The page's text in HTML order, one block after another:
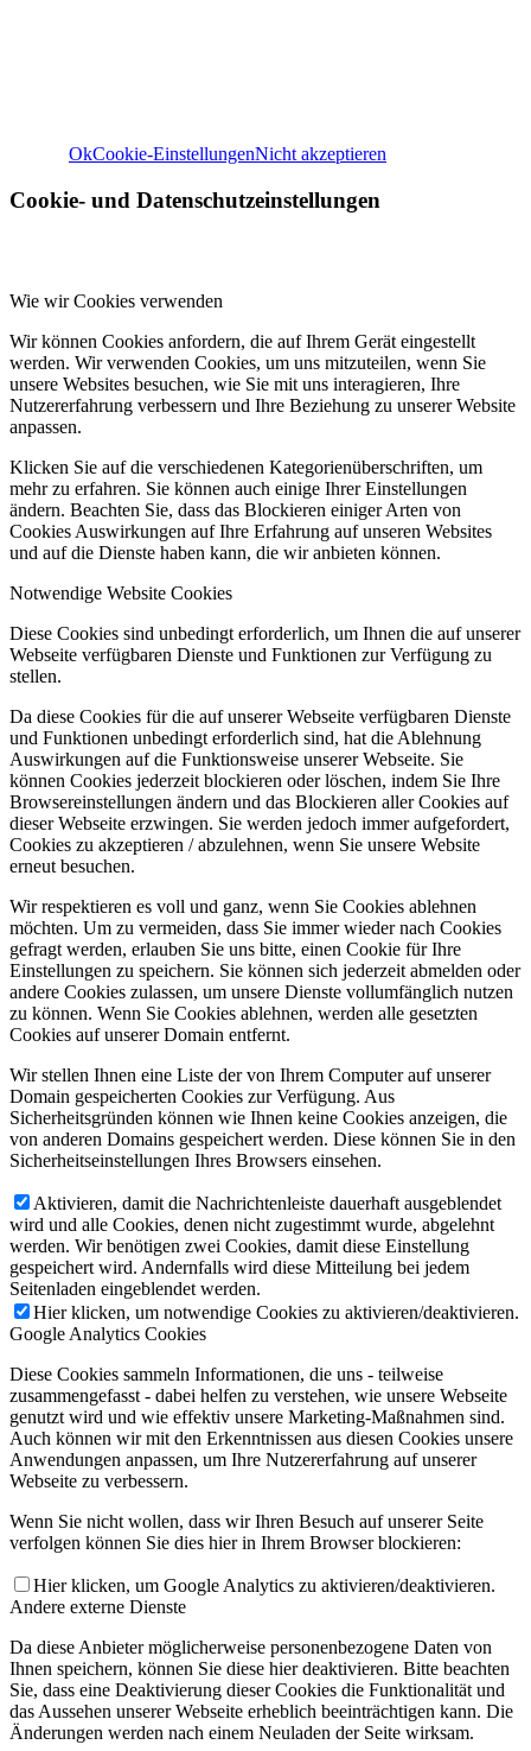
OkCookie-EinstellungenNicht akzeptieren
Cookie- und Datenschutzeinstellungen
Wie wir Cookies verwenden
Wir können Cookies anfordern, die auf Ihrem Gerät eingestellt
werden. Wir verwenden Cookies, um uns mitzuteilen, wenn Sie
unsere Websites besuchen, wie Sie mit uns interagieren, Ihre
Nutzererfahrung verbessern und Ihre Beziehung zu unserer Website
anpassen.
Klicken Sie auf die verschiedenen Kategorienüberschriften, um
mehr zu erfahren. Sie können auch einige Ihrer Einstellungen
ändern. Beachten Sie, dass das Blockieren einiger Arten von
Cookies Auswirkungen auf Ihre Erfahrung auf unseren Websites
und auf die Dienste haben kann, die wir anbieten können.
Notwendige Website Cookies
Diese Cookies sind unbedingt erforderlich, um Ihnen die auf unserer
Webseite verfügbaren Dienste und Funktionen zur Verfügung zu
stellen.
Da diese Cookies für die auf unserer Webseite verfügbaren Dienste
und Funktionen unbedingt erforderlich sind, hat die Ablehnung
Auswirkungen auf die Funktionsweise unserer Webseite. Sie
können Cookies jederzeit blockieren oder löschen, indem Sie Ihre
Browsereinstellungen ändern und das Blockieren aller Cookies auf
dieser Webseite erzwingen. Sie werden jedoch immer aufgefordert,
Cookies zu akzeptieren / abzulehnen, wenn Sie unsere Website
erneut besuchen.
Wir respektieren es voll und ganz, wenn Sie Cookies ablehnen
möchten. Um zu vermeiden, dass Sie immer wieder nach Cookies
gefragt werden, erlauben Sie uns bitte, einen Cookie für Ihre
Einstellungen zu speichern. Sie können sich jederzeit abmelden oder
andere Cookies zulassen, um unsere Dienste vollumfänglich nutzen
zu können. Wenn Sie Cookies ablehnen, werden alle gesetzten
Cookies auf unserer Domain entfernt.
Wir stellen Ihnen eine Liste der von Ihrem Computer auf unserer
Domain gespeicherten Cookies zur Verfügung. Aus
Sicherheitsgründen können wie Ihnen keine Cookies anzeigen, die
von anderen Domains gespeichert werden. Diese können Sie in den
Sicherheitseinstellungen Ihres Browsers einsehen.
Aktivieren, damit die Nachrichtenleiste dauerhaft ausgeblendet
wird und alle Cookies, denen nicht zugestimmt wurde, abgelehnt
werden. Wir benötigen zwei Cookies, damit diese Einstellung
gespeichert wird. Andernfalls wird diese Mitteilung bei jedem
Seitenladen eingeblendet werden.
Hier klicken, um notwendige Cookies zu aktivieren/deaktivieren.
Google Analytics Cookies
Diese Cookies sammeln Informationen, die uns - teilweise
zusammengefasst - dabei helfen zu verstehen, wie unsere Webseite
genutzt wird und wie effektiv unsere Marketing-Maßnahmen sind.
Auch können wir mit den Erkenntnissen aus diesen Cookies unsere
Anwendungen anpassen, um Ihre Nutzererfahrung auf unserer
Webseite zu verbessern.
Wenn Sie nicht wollen, dass wir Ihren Besuch auf unserer Seite
verfolgen können Sie dies hier in Ihrem Browser blockieren:
Hier klicken, um Google Analytics zu aktivieren/deaktivieren.
Andere externe Dienste
Da diese Anbieter möglicherweise personenbezogene Daten von
Ihnen speichern, können Sie diese hier deaktivieren. Bitte beachten
Sie, dass eine Deaktivierung dieser Cookies die Funktionalität und
das Aussehen unserer Webseite erheblich beeinträchtigen kann. Die
Änderungen werden nach einem Neuladen der Seite wirksam.